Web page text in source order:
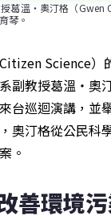
葛溫‧奧汀格（Gwen
琴。
Science）
系副教授葛溫‧奧
台巡迴演講，並
奧汀格從公民科
。
善環境